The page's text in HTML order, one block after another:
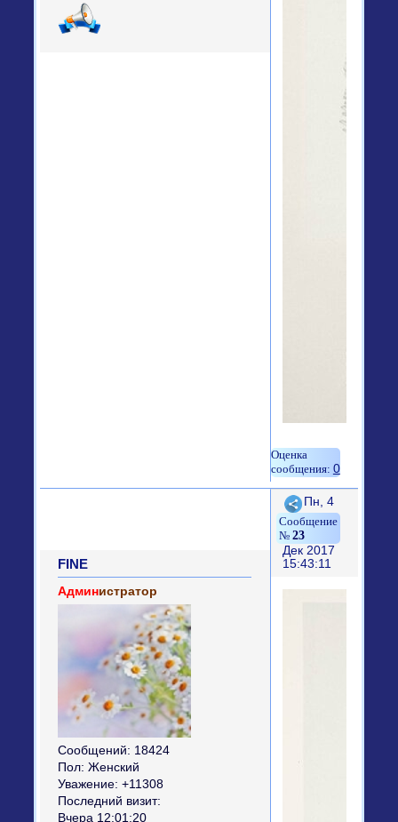
0
Поделиться
23
Пн, 4
Дек 2017
15:43:11
FINE
Администратор
Сообщений: 18424
Пол: Женский
Уважение: +11308
Последний визит:
Вчера 12:01:20